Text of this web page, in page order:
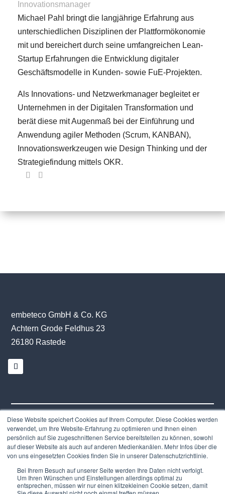
Diese Website speichert Cookies auf Ihrem Computer. Diese Cookies werden
verwendet, um Ihre Website-Erfahrung zu optimieren und Ihnen einen
persönlich auf Sie zugeschnittenen Service bereitstellen zu können, sowohl
auf dieser Website als auch auf anderen Medienkanälen. Mehr Infos über die
von uns eingesetzten Cookies finden Sie in unserer Datenschutzrichtlinie.
Bei Ihrem Besuch auf unserer Seite werden Ihre Daten nicht verfolgt.
Um Ihren Wünschen und Einstellungen allerdings optimal zu
entsprechen, müssen wir nur einen klitzekleinen Cookie setzen, damit
Innovationsmanager
Michael Pahl bringt die langjährige Erfahrung aus
unterschiedlichen Disziplinen der Plattformökonomie
mit und bereichert durch seine umfangreichen Lean-
Startup Erfahrungen die Entwicklung digitaler
Geschäftsmodelle in Kunden- sowie FuE-Projekten.
Als Innovations- und Netzwerkmanager begleitet er
Unternehmen in der Digitalen Transformation und
berät diese mit Augenmaß bei der Einführung und
Anwendung agiler Methoden (Scrum, KANBAN),
Innovationswerkzeugen wie Design Thinking und der
Strategiefindung mittels OKR.
embeteco GmbH & Co. KG
Achtern Grode Feldhus 23
26180 Rastede
Impressum|Datenschutzerklärung